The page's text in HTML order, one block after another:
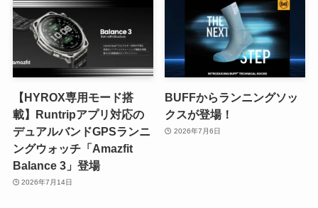
【HYROX専用モード搭
載】Runtripアプリ対応の
デュアルバンドGPSランニ
ングウォッチ「Amazfit
Balance 3」登場
2026年7月14日
BUFFからランニングソッ
クスが登場！
2026年7月6日